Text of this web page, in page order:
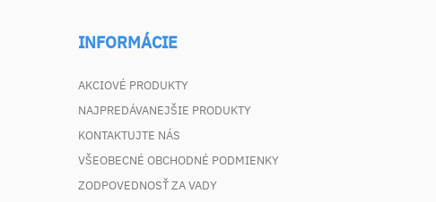
INFORMÁCIE
AKCIOVÉ PRODUKTY
NAJPREDÁVANEJŠIE PRODUKTY
KONTAKTUJTE NÁS
VŠEOBECNÉ OBCHODNÉ PODMIENKY
ZODPOVEDNOSŤ ZA VADY